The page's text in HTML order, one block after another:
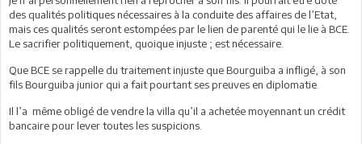
des qualités politiques nécessaires à la conduite des affaires de l’Etat,
mais ces qualités seront estompées par le lien de parenté qui le lie à BCE.
Le sacrifier politiquement, quoique injuste ; est nécessaire.
Que BCE se rappelle du traitement injuste que Bourguiba a infligé, à son
fils Bourguiba junior qui a fait pourtant ses preuves en diplomatie.
Il l’a même obligé de vendre la villa qu’il a achetée moyennant un crédit
bancaire pour lever toutes les suspicions.